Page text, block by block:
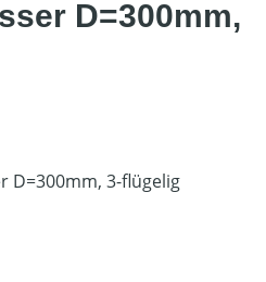
D=300mm,